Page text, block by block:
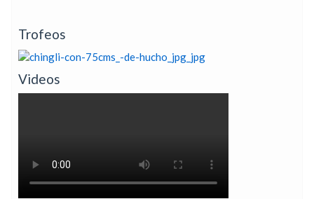
Trofeos
Videos